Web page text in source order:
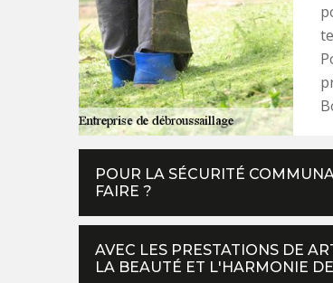
POUR LA SÉCURITÉ
FAIRE ?
AVEC LES PRESTATIONS DE
LA BEAUTÉ ET L'HARMONIE